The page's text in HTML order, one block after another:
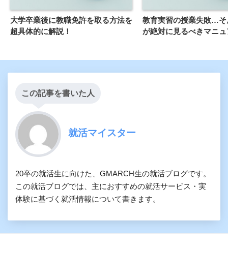
大学卒業後に教職免許を取る方法を
超具体的に解説！
教育実習の授業失敗…そ
が絶対に見るべきマニ
この記事を書いた人
就活マイスター
20卒の就活生に向けた、GMARCH生の就活ブログです。
この就活ブログでは、主におすすめの就活サービス・実
体験に基づく就活情報について書きます。